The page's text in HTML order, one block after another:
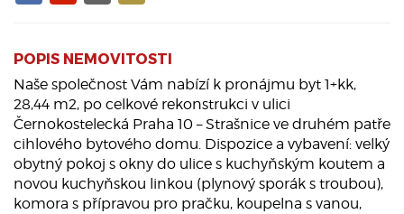
POPIS NEMOVITOSTI
Naše společnost Vám nabízí k pronájmu byt 1+kk,
28,44 m2, po celkové rekonstrukci v ulici
Černokostelecká Praha 10 – Strašnice ve druhém patře
cihlového bytového domu. Dispozice a vybavení: velký
obytný pokoj s okny do ulice s kuchyňským koutem a
novou kuchyňskou linkou (plynový sporák s troubou),
komora s přípravou pro pračku, koupelna s vanou,